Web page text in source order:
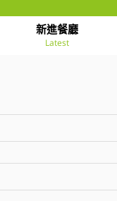
新進餐廳
Latest